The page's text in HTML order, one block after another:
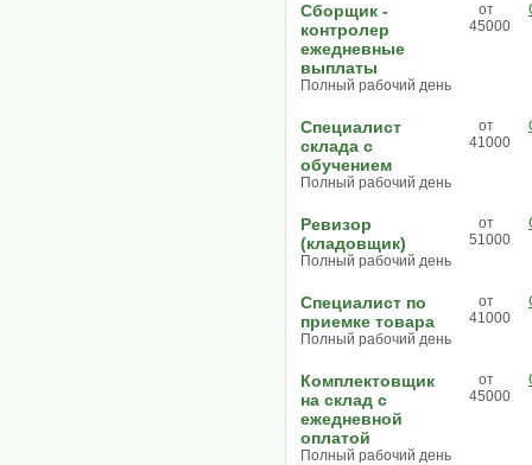
Сборщик -
контролер
ежедневные
выплаты
Полный рабочий день
от
45000
Специалист
склада с
обучением
Полный рабочий день
от
41000
Ревизор
(кладовщик)
Полный рабочий день
от
51000
Специалист по
приемке товара
Полный рабочий день
от
41000
Комплектовщик
на склад с
ежедневной
оплатой
Полный рабочий день
от
45000